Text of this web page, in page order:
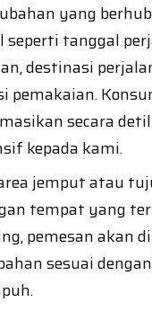
yang
seperti tanggal
destinasi
pemakaian.
secara
kepada kami.
jemput atau
tempat yang
pemesan akan
sesuai